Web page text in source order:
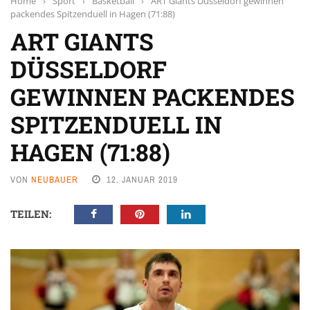
packendes Spitzenduell in Hagen (71:88)
ART GIANTS
DÜSSELDORF
GEWINNEN PACKENDES
SPITZENDUELL IN
HAGEN (71:88)
VON NEUBAUER 12. JANUAR 2019
TEILEN: